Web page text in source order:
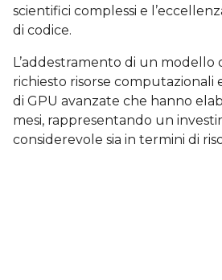
scientifici complessi e
di codice.
L’addestramento di un modello
richiesto risorse computazionali
di GPU avanzate che hanno
mesi, rappresentando un
considerevole sia in termini di